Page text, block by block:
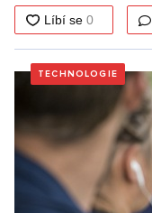
TECHNOLOGIE